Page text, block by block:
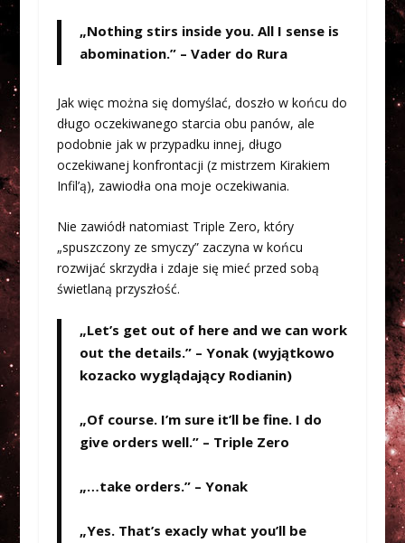
„Nothing stirs inside you. All I sense is
abomination.” – Vader do Rura
Jak więc można się domyślać, doszło w końcu do
długo oczekiwanego starcia obu panów, ale
podobnie jak w przypadku innej, długo
oczekiwanej konfrontacji (z mistrzem Kirakiem
Infil’ą), zawiodła ona moje oczekiwania.
Nie zawiódł natomiast Triple Zero, który
„spuszczony ze smyczy” zaczyna w końcu
rozwijać skrzydła i zdaje się mieć przed sobą
świetlaną przyszłość.
„Let’s get out of here and we can work
out the details.” – Yonak (wyjątkowo
kozacko wyglądający Rodianin)
„Of course. I’m sure it’ll be fine. I do
give orders well.” – Triple Zero
„…take orders.” – Yonak
„Yes. That’s exacly what you’ll be